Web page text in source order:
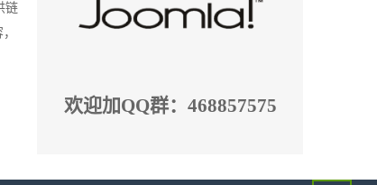
链
欢迎加QQ群：468857575